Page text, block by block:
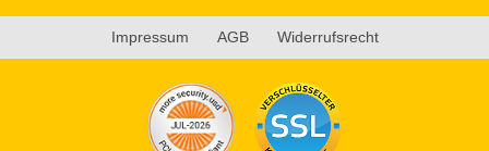
Impressum AGB Widerrufsrecht